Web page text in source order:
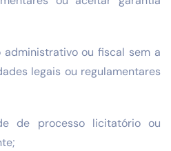
ou fiscal sem a
legais ou regulamentares
de processo licitatório ou